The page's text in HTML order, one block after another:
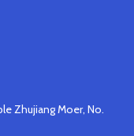
Zhujiang Moer, No.